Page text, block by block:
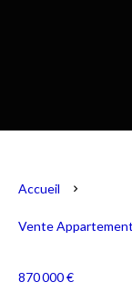
Accueil
Vente Appartement
870 000 €